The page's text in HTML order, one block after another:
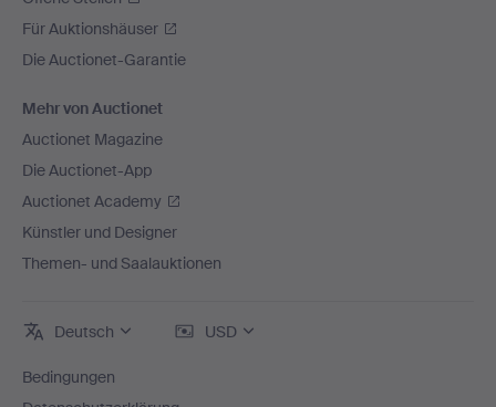
Für Auktionshäuser
Die Auctionet-Garantie
Mehr von Auctionet
Auctionet Magazine
Die Auctionet-App
Auctionet Academy
Künstler und Designer
Themen- und Saalauktionen
Deutsch USD
Bedingungen